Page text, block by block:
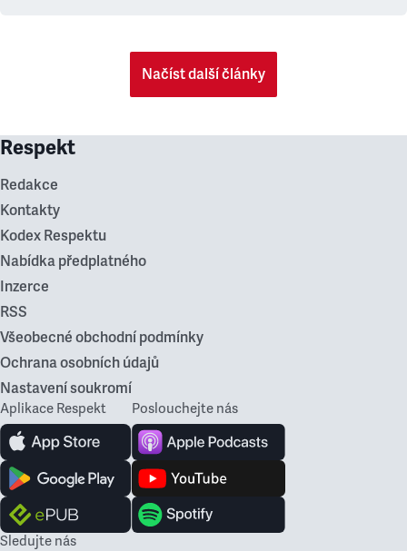
Načíst další články
Respekt
Redakce
Kontakty
Kodex Respektu
Nabídka předplatného
Inzerce
RSS
Všeobecné obchodní podmínky
Ochrana osobních údajů
Nastavení soukromí
Aplikace Respekt Poslouchejte nás
Sledujte nás